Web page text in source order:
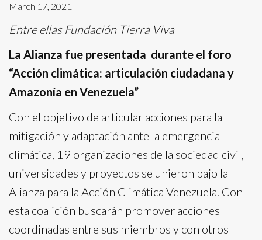
March 17, 2021
Entre ellas Fundación Tierra Viva
La Alianza fue presentada durante el foro
“Acción climática: articulación ciudadana y
Amazonía en Venezuela”
Con el objetivo de articular acciones para la
mitigación y adaptación ante la emergencia
climática, 19 organizaciones de la sociedad civil,
universidades y proyectos se unieron bajo la
Alianza para la Acción Climática Venezuela. Con
esta coalición buscarán promover acciones
coordinadas entre sus miembros y con otros